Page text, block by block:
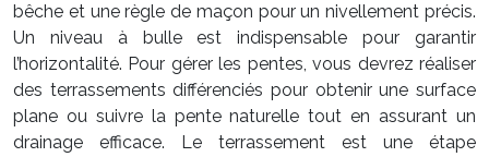
bêche et une règle de maçon pour un nivellement précis.
Un niveau à bulle est indispensable pour garantir
l’horizontalité. Pour gérer les pentes, vous devrez réaliser
des terrassements différenciés pour obtenir une surface
plane ou suivre la pente naturelle tout en assurant un
drainage efficace. Le terrassement est une étape